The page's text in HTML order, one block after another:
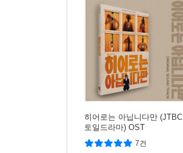
히어로는 아닙니다만 (JTBC
토일드라마) OST
7건